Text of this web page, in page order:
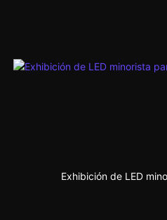
Exhibición de LED